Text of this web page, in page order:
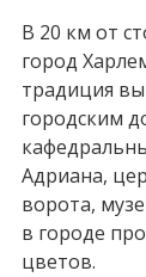
В 20 км от
город
традиция
городским
Адриана,
ворота,
в городе
цветов.